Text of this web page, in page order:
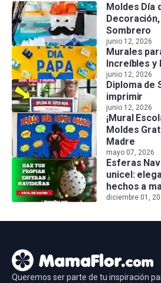
Moldes Día
Sombrero
junio 12, 2026
Murales
Increíbles y
junio 12, 2026
Diploma de
imprimir
junio 12, 2026
¡Mural
Moldes
Madre
mayo 07, 2026
Esferas
unicel:
hechos a
diciembre 01,
Queremos ser parte de tu inspiración